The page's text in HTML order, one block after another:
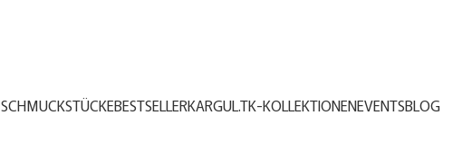
SCHMUCKSTÜCKEBESTSELLERKARGUL.TK-KOLLEKTIONENEVENTSBLOG